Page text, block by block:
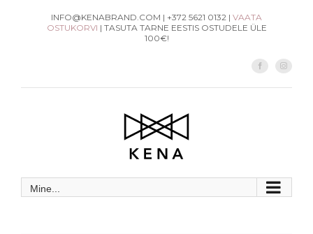
INFO@KENABRAND.COM | +372 5621 0132 | VAATA
OSTUKORVI | TASUTA TARNE EESTIS OSTUDELE ÜLE
100€!
Facebook
Mine...